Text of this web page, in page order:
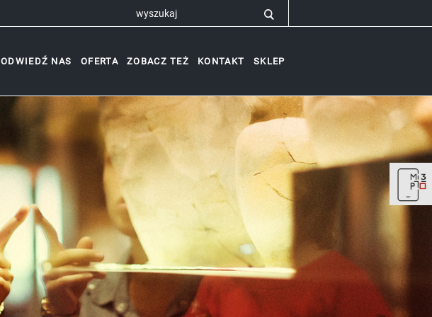
ODWIEDŹ NAS OFERTA ZOBACZ TEŻ KONTAKT SKLEP